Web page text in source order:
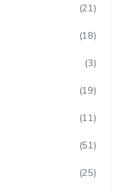
(21)
(18)
(3)
(19)
(11)
(51)
(25)